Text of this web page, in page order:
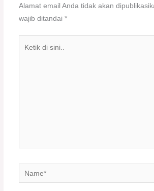
Alamat email Anda tidak akan
wajib ditandai *
Name*